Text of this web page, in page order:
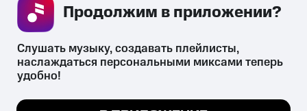
СКАЧАТЬ ПРИЛОЖЕНИЕ
психотропных веществ, их аналогов причиняет вред здоровью,
Мы используем куки, чтобы на сайте все
Слушать музыку, создавать плейлисты,
наслаждаться персональными миксами теперь
удобно!